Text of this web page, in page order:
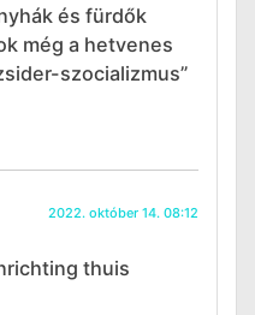
és fürdők
még a hetvenes
szocializmus”
2022. október 14. 08:12
thuis